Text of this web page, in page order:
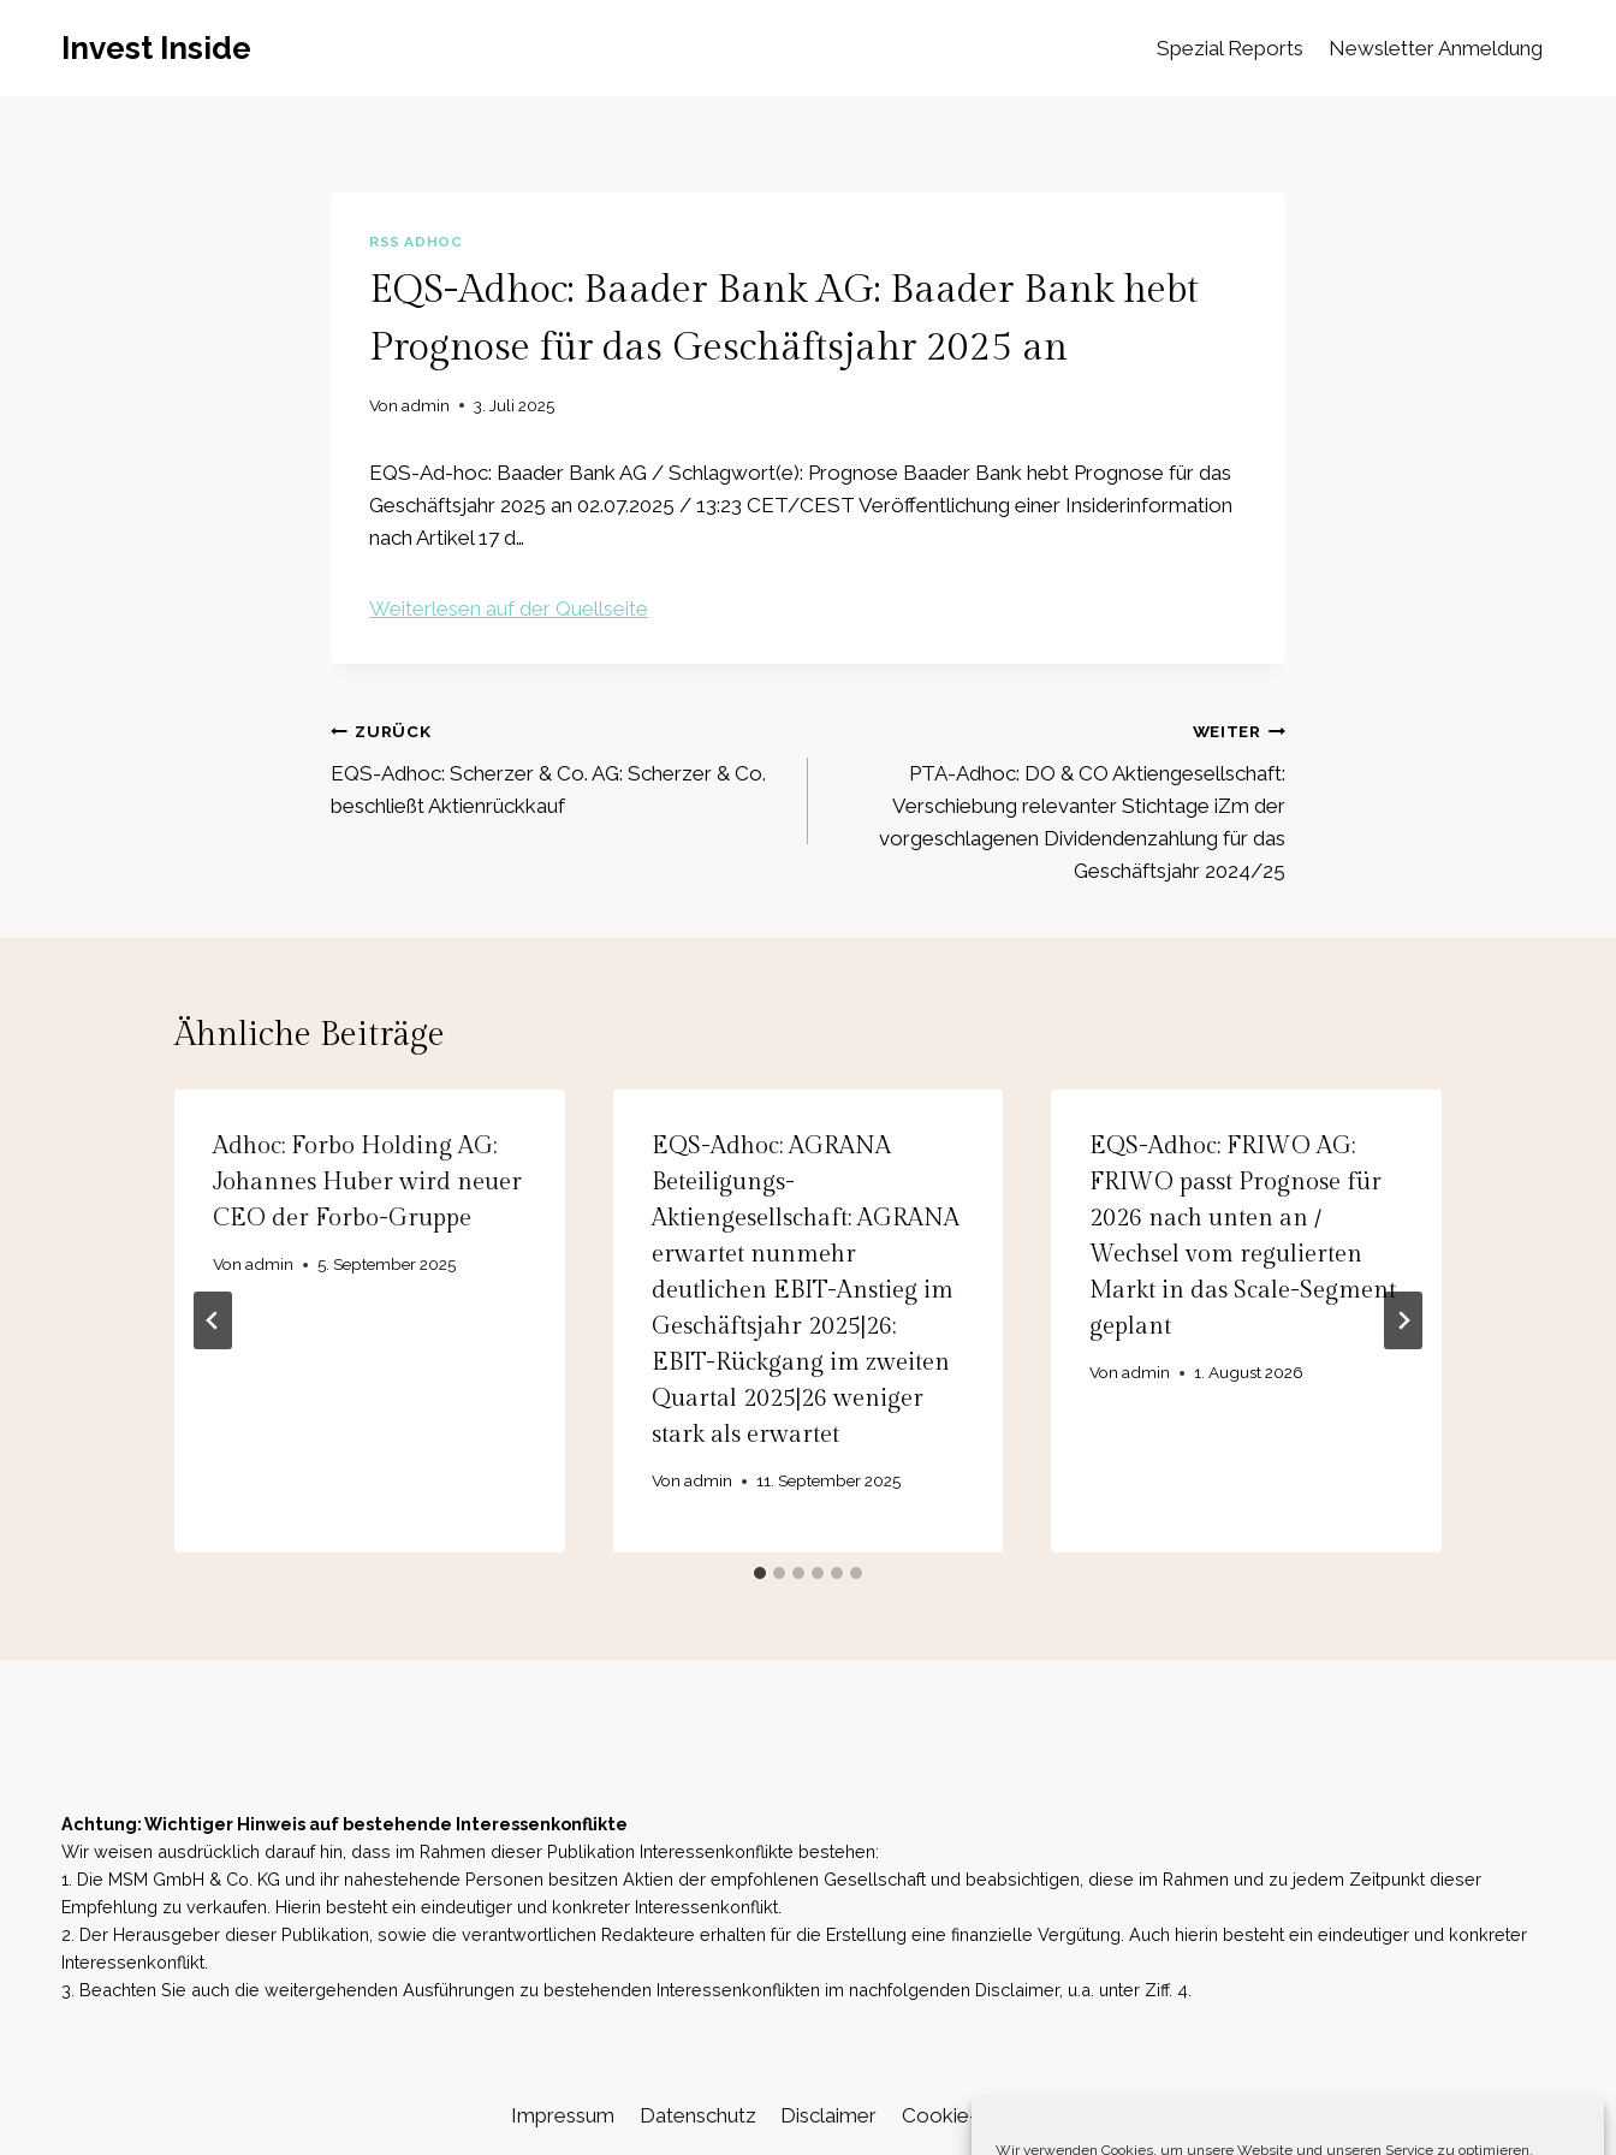
Wir verwenden Cookies, um unsere Website und unseren Service zu optimieren.
Invest Inside Spezial Reports Newsletter Anmeldung
RSS ADHOC
EQS-Adhoc: Baader Bank AG: Baader Bank hebt
Prognose für das Geschäftsjahr 2025 an
Von admin 3. Juli 2025
EQS-Ad-hoc: Baader Bank AG / Schlagwort(e): Prognose Baader Bank hebt Prognose für das
Geschäftsjahr 2025 an 02.07.2025 / 13:23 CET/CEST Veröffentlichung einer Insiderinformation
nach Artikel 17 d…
Weiterlesen auf der Quellseite
Beitragsnavigation
ZURÜCK
EQS-Adhoc: Scherzer & Co. AG: Scherzer & Co.
beschließt Aktienrückkauf
WEITER
PTA-Adhoc: DO & CO Aktiengesellschaft:
Verschiebung relevanter Stichtage iZm der
vorgeschlagenen Dividendenzahlung für das
Geschäftsjahr 2024/25
Ähnliche Beiträge
Adhoc: Forbo Holding AG:
Johannes Huber wird neuer
CEO der Forbo-Gruppe
Von admin 5. September 2025
EQS-Adhoc: AGRANA
Beteiligungs-
Aktiengesellschaft: AGRANA
erwartet nunmehr
deutlichen EBIT-Anstieg im
Geschäftsjahr 2025|26;
EBIT-Rückgang im zweiten
Quartal 2025|26 weniger
stark als erwartet
Von admin 11. September 2025
EQS-Adhoc: FRIWO AG:
FRIWO passt Prognose für
2026 nach unten an /
Wechsel vom regulierten
Markt in das Scale-Segment
geplant
Von admin 1. August 2026
Achtung: Wichtiger Hinweis auf bestehende Interessenkonflikte
Wir weisen ausdrücklich darauf hin, dass im Rahmen dieser Publikation Interessenkonflikte bestehen:
1. Die MSM GmbH & Co. KG und ihr nahestehende Personen besitzen Aktien der empfohlenen Gesellschaft und beabsichtigen, diese im Rahmen und zu jedem Zeitpunkt dieser
Empfehlung zu verkaufen. Hierin besteht ein eindeutiger und konkreter Interessenkonflikt.
2. Der Herausgeber dieser Publikation, sowie die verantwortlichen Redakteure erhalten für die Erstellung eine finanzielle Vergütung. Auch hierin besteht ein eindeutiger und konkreter
Interessenkonflikt.
3. Beachten Sie auch die weitergehenden Ausführungen zu bestehenden Interessenkonflikten im nachfolgenden Disclaimer, u.a. unter Ziff. 4.
Impressum Datenschutz Disclaimer Cookie-Richtlinie (EU)